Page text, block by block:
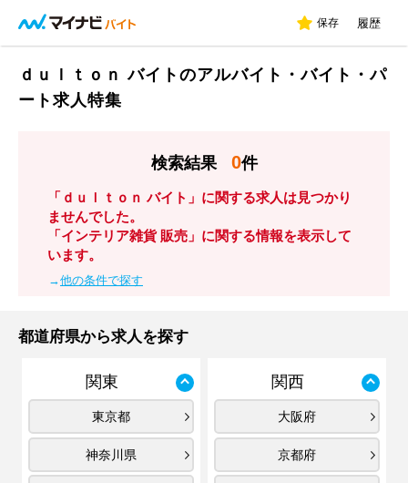
保存 履歴
ｄｕｌｔｏｎ バイトのアルバイト・バイト・パ
ート求人特集
検索結果 0件
「ｄｕｌｔｏｎ バイト」に関する求人は見つかり
ませんでした。
「インテリア雑貨 販売」に関する情報を表示して
います。
→他の条件で探す
都道府県から求人を探す
関東
東京都
神奈川県
関西
大阪府
京都府